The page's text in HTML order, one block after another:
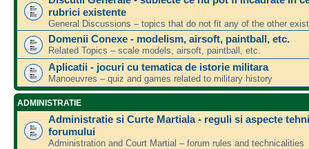
rubrici existente
General Discussions – topics that do not fit any of the other
Domenii Conexe - modelism, airsoft, paintball, etc.
Related Topics – scale models, airsoft, paintball, etc.
Aplicatii - jocuri cu tematica de istorie militara
Manoeuvres – quiz and games related to military history
ADMINISTRATIE
Administratie si Curte Martiala - reguli si aspecte
forumului
Administration and Court Martial – forum rules and technicalities